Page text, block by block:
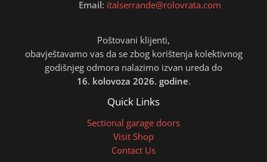
Email: italserrande@rolovrata.com
Poštovani klijenti,
obavještavamo vas da se zbog korištenja kolektivnog
godišnjeg odmora nalazimo izvan ureda do
16. kolovoza 2026. godine.
Quick Links
Sectional garage doors
Visit Shop
Contact Us